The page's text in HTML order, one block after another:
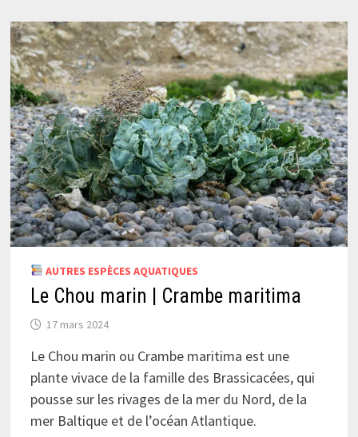
AUTRES ESPÈCES AQUATIQUES
Le Chou marin | Crambe maritima
17 mars 2024
Le Chou marin ou Crambe maritima est une
plante vivace de la famille des Brassicacées, qui
pousse sur les rivages de la mer du Nord, de la
mer Baltique et de l’océan Atlantique.